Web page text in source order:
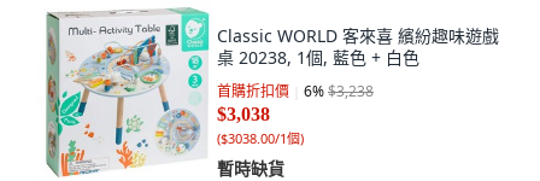
Classic WORLD 客來喜 繽紛趣味遊戲
桌 20238, 1個, 藍色 + 白色
首購折扣價 6%$3,238
$3,038
($3038.00/1個)
暫時缺貨